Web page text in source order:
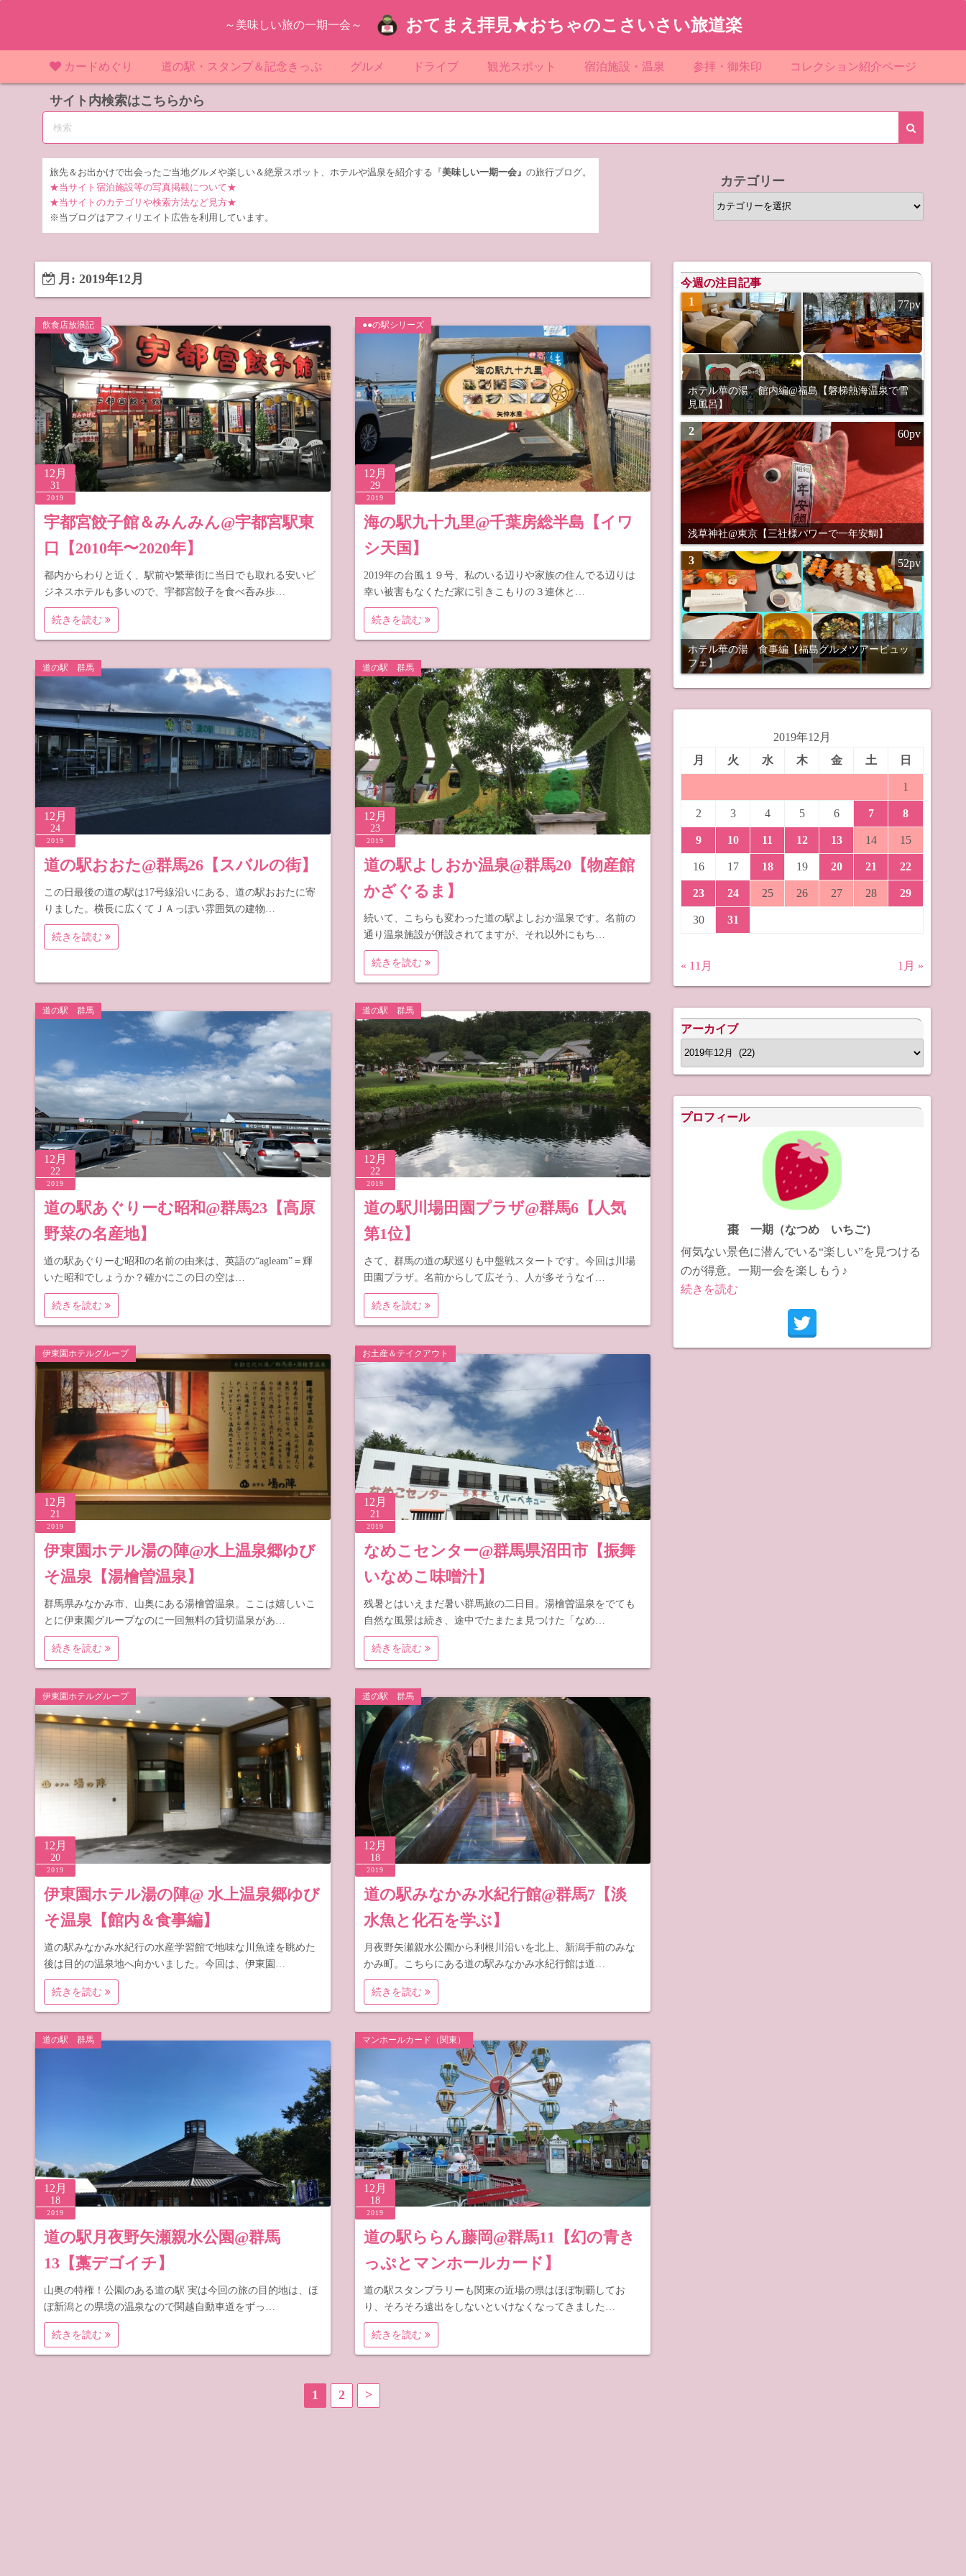
ツ
～美味しい旅の一期一会～ おてまえ拝見★おちゃのこさいさい旅道楽
カードめぐり
マンホールカード マンホールカード（関東）
埼玉県のマンホール
茨城県のマンホール
栃木県のマンホール
群馬県のマンホール
マンホールカード（東北） 宮城県のマンホール
マンホールカード（中部）
IKEカード
KAWAカード
橋カード
ダムカード
LOGetカード
道の駅・スタンプ＆記念きっぷ
道の駅（関東）
道の駅 埼玉
道の駅 茨城
道の駅 群馬
道の駅 栃木
道の駅 山梨
道の駅 長野
道の駅 静岡
道の駅（東北） 道の駅 宮城
道の駅（北陸）
グルメ ドライブ 観光スポット
遊び・体験
宿泊施設・温泉
スーパーホテル
シティホテル・ビジネスホテル
参拝・御朱印 コレクション紹介ページ
「東北」道の駅スタンプ一覧
サイト内検索はこちらから
旅先＆お出かけで出会ったご当地グルメや楽しい＆絶景スポット、ホテルや温泉を紹介する『 美味しい一期一会』 の旅行ブログ。
★当サイト宿泊施設等の写真掲載について★
★当サイトのカテゴリや検索方法など見方★
※当ブログはアフィリエイト広告を利用しています。
カテゴリー
カ
テ
ー
月: 2019年12月
飲食店放浪記
12月
31
2019
宇都宮餃子館＆みんみん@宇都宮駅東
口【2010年〜2020年】
都内からわりと近く、駅前や繁華街に当日でも取れる安いビ
ジネスホテルも多いので、宇都宮餃子を食べ呑み歩…
続きを読む
●●の駅シリーズ
12月
29
2019
海の駅九十九里@千葉房総半島【イワ
シ天国】
2019年の台風１９号、私のいる辺りや家族の住んでる辺りは
幸い被害もなくただ家に引きこもりの３連休と…
続きを読む
道の駅 群馬
12月
24
2019
道の駅おおた@群馬26【スバルの街】
この日最後の道の駅は17号線沿いにある、道の駅おおたに寄
りました。横長に広くてＪＡっぽい雰囲気の建物…
続きを読む
道の駅 群馬
12月
23
2019
道の駅よしおか温泉@群馬20【物産館
かざぐるま】
続いて、こちらも変わった道の駅よしおか温泉です。名前の
通り温泉施設が併設されてますが、それ以外にもち…
続きを読む
道の駅 群馬
12月
22
2019
道の駅あぐりーむ昭和@群馬23【高原
野菜の名産地】
道の駅あぐりーむ昭和の名前の由来は、英語の“agleam”＝輝
いた昭和でしょうか？確かにこの日の空は…
続きを読む
道の駅 群馬
12月
22
2019
道の駅川場田園プラザ@群馬6【人気
第1位】
さて、群馬の道の駅巡りも中盤戦スタートです。今回は川場
田園プラザ。名前からして広そう、人が多そうなイ…
続きを読む
伊東園ホテルグループ
12月
21
2019
伊東園ホテル湯の陣@水上温泉郷ゆび
そ温泉【湯檜曽温泉】
群馬県みなかみ市、山奥にある湯檜曽温泉。ここは嬉しいこ
とに伊東園グループなのに一回無料の貸切温泉があ…
続きを読む
お土産＆テイクアウト
12月
21
2019
なめこセンター@群馬県沼田市【振舞
いなめこ味噌汁】
残暑とはいえまだ暑い群馬旅の二日目。湯檜曽温泉をでても
自然な風景は続き、途中でたまたま見つけた「なめ…
続きを読む
伊東園ホテルグループ
12月
20
2019
伊東園ホテル湯の陣@ 水上温泉郷ゆび
そ温泉【館内＆食事編】
道の駅みなかみ水紀行の水産学習館で地味な川魚達を眺めた
後は目的の温泉地へ向かいました。今回は、伊東園…
続きを読む
道の駅 群馬
12月
18
2019
道の駅みなかみ水紀行館@群馬7【淡
水魚と化石を学ぶ】
月夜野矢瀬親水公園から利根川沿いを北上、新潟手前のみな
かみ町。こちらにある道の駅みなかみ水紀行館は道…
続きを読む
道の駅 群馬
12月
18
2019
道の駅月夜野矢瀬親水公園@群馬
13【藁デゴイチ】
山奥の特権！公園のある道の駅 実は今回の旅の目的地は、ほ
ぼ新潟との県境の温泉なので関越自動車道をずっ…
続きを読む
マンホールカード（関東）
12月
18
2019
道の駅ららん藤岡@群馬11【幻の青き
っぷとマンホールカード】
道の駅スタンプラリーも関東の近場の県はほぼ制覇してお
り、そろそろ遠出をしないといけなくなってきました…
続きを読む
1 2 >
今週の注目記事
1
ホテル華の湯 館内編@福島【磐梯熱海温泉で雪
見風呂】
77pv
2
浅草神社@東京【三社様パワーで一年安鯛】
60pv
3
ホテル華の湯 食事編【福島グルメツアービュッ
フェ】
52pv
2019年12月
月
火 水 木 金 土 日
1
2 3 4 5 6 7 8
9 10 11 12 13 14 15
16 17 18 19 20 21 22
23 24 25 26 27 28 29
30 31
« 11月 1月 »
アーカイブ
ア
ー
ブ
プロフィール
棗 一期（なつめ いちご）
何気ない景色に潜んでいる“楽しい”を見つける
のが得意。一期一会を楽しもう♪
続きを読む